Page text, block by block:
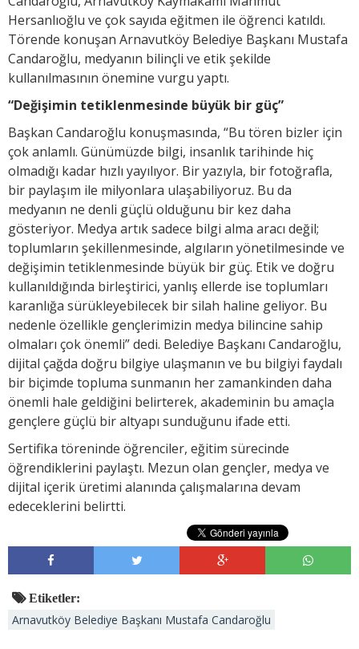
Hersanlıoğlu ve çok sayıda eğitmen ile öğrenci katıldı.
Törende konuşan Arnavutköy Belediye Başkanı Mustafa
Candaroğlu, medyanın bilinçli ve etik şekilde
kullanılmasının önemine vurgu yaptı.
“Değişimin tetiklenmesinde büyük bir güç”
Başkan Candaroğlu konuşmasında, “Bu tören bizler için
çok anlamlı. Günümüzde bilgi, insanlık tarihinde hiç
olmadığı kadar hızlı yayılıyor. Bir yazıyla, bir fotoğrafla,
bir paylaşım ile milyonlara ulaşabiliyoruz. Bu da
medyanın ne denli güçlü olduğunu bir kez daha
gösteriyor. Medya artık sadece bilgi alma aracı değil;
toplumların şekillenmesinde, algıların yönetilmesinde ve
değişimin tetiklenmesinde büyük bir güç. Etik ve doğru
kullanıldığında birleştirici, yanlış ellerde ise toplumları
karanlığa sürükleyebilecek bir silah haline geliyor. Bu
nedenle özellikle gençlerimizin medya bilincine sahip
olmaları çok önemli” dedi. Belediye Başkanı Candaroğlu,
dijital çağda doğru bilgiye ulaşmanın ve bu bilgiyi faydalı
bir biçimde topluma sunmanın her zamankinden daha
önemli hale geldiğini belirterek, akademinin bu amaçla
gençlere güçlü bir altyapı sunduğunu ifade etti.
Sertifika töreninde öğrenciler, eğitim sürecinde
öğrendiklerini paylaştı. Mezun olan gençler, medya ve
dijital içerik üretimi alanında çalışmalarına devam
edeceklerini belirtti.
Etiketler:
Arnavutköy Belediye Başkanı Mustafa Candaroğlu